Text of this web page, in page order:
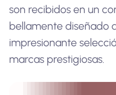
son recibidos en un
bellamente diseñado
impresionante
marcas prestigiosas.